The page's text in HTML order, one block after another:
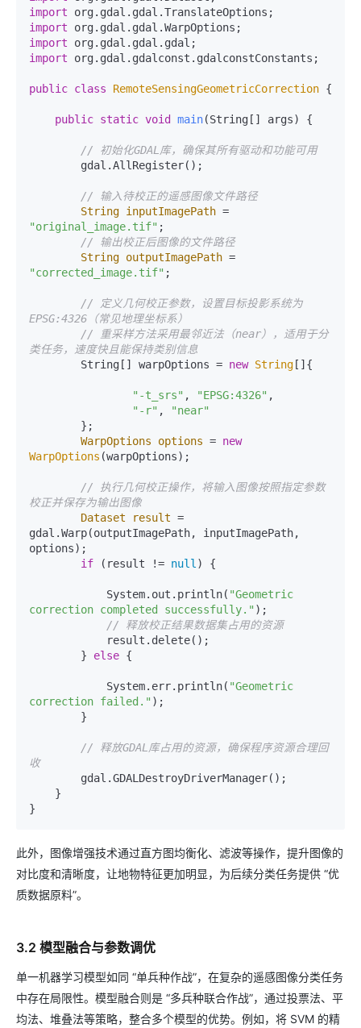
import
import
import
import org.gdal.gdalconst.gdalconstConstants;
public class RemoteSensingGeometricCorrection {
public static void main(String[] args) {
// 初始化GDAL库，确保其所有驱动和功能可用
// 输入待校正的遥感图像文件路径
String inputImagePath =
"original_image.tif" ;
// 输出校正后图像的文件路径
String outputImagePath =
"corrected_image.tif" ;
// 定义几何校正参数，设置目标投影系统为
EPSG:4326（常见地理坐标系）
// 重采样方法采用最邻近法（near），适用于分
类任务，速度快且能保持类别信息
        String[] warpOptions =
new String []{
"-t_srs" , "EPSG:4326" ,
"-r" ,
"near"
WarpOptions
options = new
WarpOptions (warpOptions);
// 执行几何校正操作，将输入图像按照指定参数
校正并保存为输出图像
Dataset
result =
gdal.Warp(outputImagePath, inputImagePath,
options);
if (result != null) {
            System.out.println(
"Geometric
correction completed successfully." );
// 释放校正结果数据集占用的资源
        }
else {
            System.err.println(
"Geometric
correction failed." );
// 释放GDAL库占用的资源，确保程序资源合理回
收
此外，图像增强技术通过直方图均衡化、滤波等操作，提升图像的
对比度和清晰度，让地物特征更加明显，为后续分类任务提供 “优
质数据原料”。
3.2 模型融合与参数调优
单一机器学习模型如同 “单兵种作战”，在复杂的遥感图像分类任务
中存在局限性。模型融合则是 “多兵种联合作战”，通过投票法、平
均法、堆叠法等策略，整合多个模型的优势。例如，将 SVM 的精